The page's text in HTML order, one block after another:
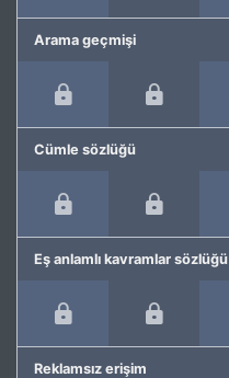
Arama geçmişi
Cümle sözlüğü
Eş anlamlı kavramlar sözlüğü
Reklamsız erişim